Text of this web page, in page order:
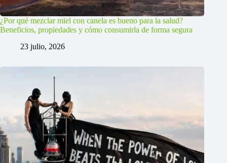
¿Por qué mezclar miel con canela es bueno para la salud?
Beneficios, propiedades y cómo consumirla de forma segura
23 julio, 2026